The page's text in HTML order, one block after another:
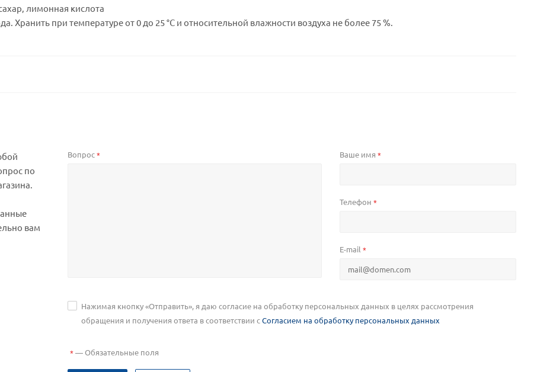
лимонная кислота
Хранить при температуре от 0 до 25 °C и относительной влажности воздуха не более 75 %.
по
вам
Вопрос* Ваше имя *
Телефон *
E-mail *
Нажимая кнопку «Отправить», я даю согласие на обработку персональных данных в целях рассмотрения
обращения и получения ответа в соответствии сСогласием на обработку персональных данных
*—Обязательные поля